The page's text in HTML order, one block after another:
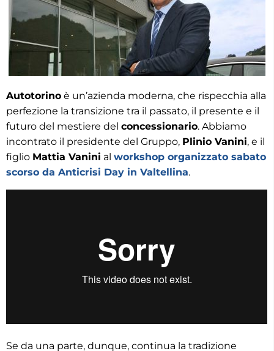
Autotorino è un’azienda moderna, che rispecchia alla
perfezione la transizione tra il passato, il presente e il
futuro del mestiere del concessionario. Abbiamo
incontrato il presidente del Gruppo, Plinio Vanini, e il
figlio Mattia Vanini al workshop organizzato sabato
scorso da Anticrisi Day in Valtellina.
Se da una parte, dunque, continua la tradizione